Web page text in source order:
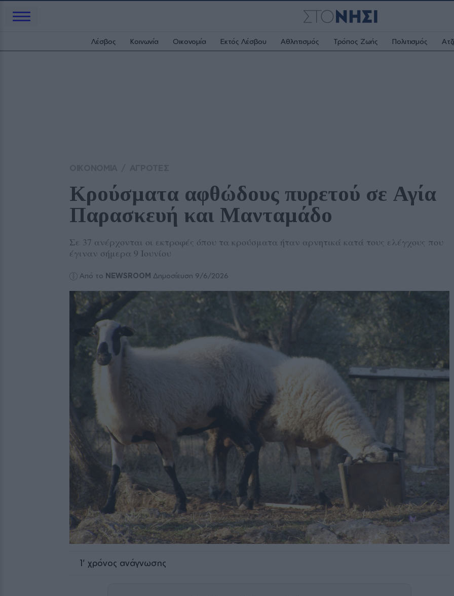
Λέσβος Κοινωνία Οικονομία Εκτός Λέσβου Αθλητισμός Τρόπος Ζωής Πολιτισμός
Κρούσματα αφθώδους πυρετού σε Αγία
Παρασκευή και Μανταμάδο
Σε 37 ανέρχονται οι εκτροφές όπου τα κρούσματα ήταν αρνητικά κατά τους ελέγχους που
έγιναν σήμερα 9 Ιουνίου
Από το NEWSROOM Δημοσίευση 9/6/2026
1' χρόνος ανάγνωσης